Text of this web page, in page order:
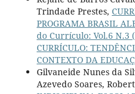
Trindade Prestes,
PROGRAMA BRASIL
do Currículo: Vol.6 N.3
CURRÍCULO:
CONTEXTO DA
Gilvaneide Nunes da
Azevedo Soares,